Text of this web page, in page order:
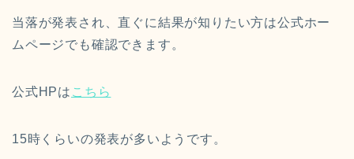
当落が発表され、直ぐに結果が知りたい方は公式ホー
ムページでも確認できます。
公式HPは こちら
15時くらいの発表が多いようです。